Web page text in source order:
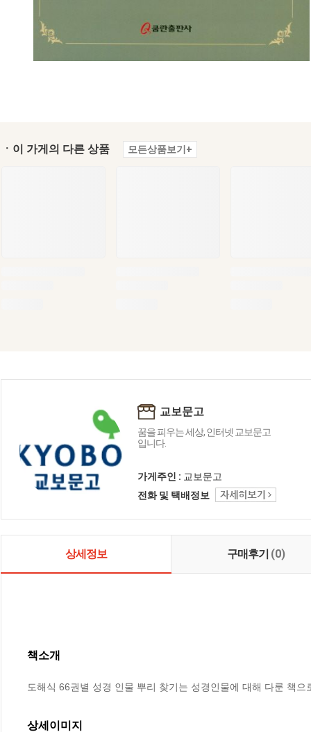
ㆍ이 가게의 다른 상품 모든상품보기+
교보문고
꿈을 피우는 세상, 인터넷 교보문고
입니다.
가게주인 : 교보문고
전화 및 택배정보
상세정보 구매후기 (0)
책소개
도해식 66권별 성경 인물 뿌리 찾기는 성경인물에 대해 다룬 책
상세이미지